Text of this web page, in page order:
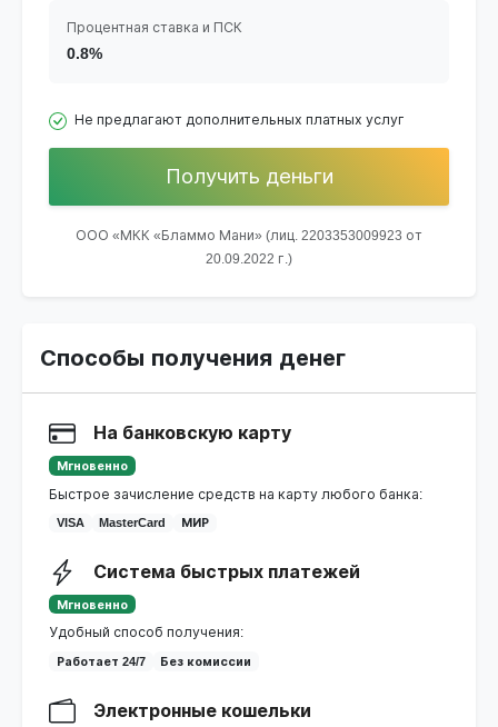
Процентная ставка и ПСК
0.8%
Не предлагают дополнительных платных услуг
Получить деньги
ООО «МКК «Бламмо Мани» (лиц. 2203353009923 от
20.09.2022 г.)
Способы получения денег
На банковскую карту
Мгновенно
Быстрое зачисление средств на карту любого банка:
VISA MasterCard МИР
Система быстрых платежей
Мгновенно
Удобный способ получения:
Работает 24/7 Без комиссии
Электронные кошельки